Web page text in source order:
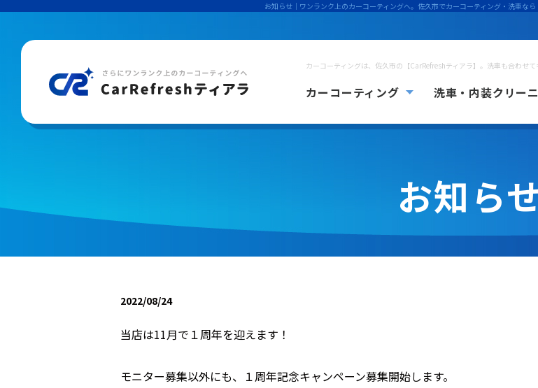
お知らせ ｜ワンランク上のカーコーティングへ。佐久市でカーコーティング・洗車な
カーコーティングは、佐久市の【CarRefreshティアラ】。洗車も合わせて
カーコーティング 洗車・内装クリー
お知ら
2022/08/24
当店は11月で１周年を迎えます！
モニター募集以外にも、１周年記念キャンペーン募集開始します。